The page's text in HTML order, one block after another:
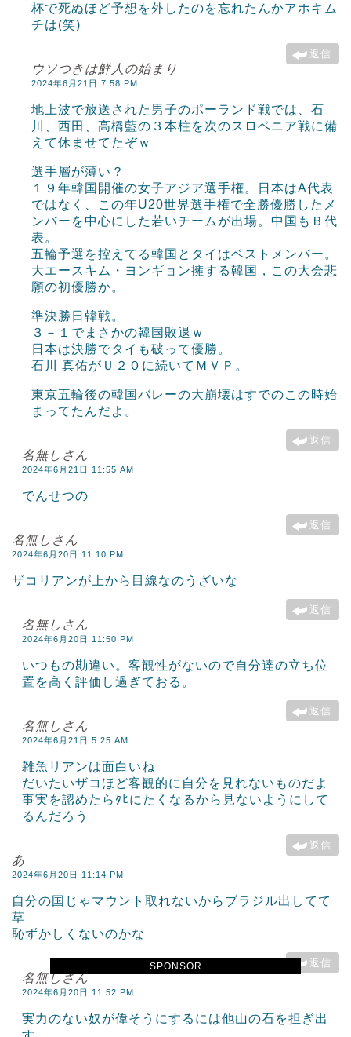
SPONSOR
杯で死ぬほど予想を外したのを忘れたんかアホキム
チは(笑)
返信
ウソつきは鮮人の始まり
2024年6月21日 7:58 PM
地上波で放送された男子のポーランド戦では、石
川、西田、高橋藍の３本柱を次のスロベニア戦に備
えて休ませてたぞｗ
選手層が薄い？
１９年韓国開催の女子アジア選手権。日本はA代表
ではなく、この年U20世界選手権で全勝優勝したメ
ンバーを中心にした若いチームが出場。中国もＢ代
表。
五輪予選を控えてる韓国とタイはベストメンバー。
大エースキム・ヨンギョン擁する韓国，この大会悲
願の初優勝か。
準決勝日韓戦。
３－１でまさかの韓国敗退ｗ
日本は決勝でタイも破って優勝。
石川 真佑がＵ２０に続いてＭＶＰ。
東京五輪後の韓国バレーの大崩壊はすでのこの時始
まってたんだよ。
返信
名無しさん
2024年6月21日 11:55 AM
でんせつの
返信
名無しさん
2024年6月20日 11:10 PM
ザコリアンが上から目線なのうざいな
返信
名無しさん
2024年6月20日 11:50 PM
いつもの勘違い。客観性がないので自分達の立ち位
置を高く評価し過ぎておる。
返信
名無しさん
2024年6月21日 5:25 AM
雑魚リアンは面白いね
だいたいザコほど客観的に自分を見れないものだよ
事実を認めたらﾀﾋにたくなるから見ないようにして
るんだろう
返信
あ
2024年6月20日 11:14 PM
自分の国じゃマウント取れないからブラジル出してて
草
恥ずかしくないのかな
返信
名無しさん
2024年6月20日 11:52 PM
実力のない奴が偉そうにするには他山の石を担ぎ出